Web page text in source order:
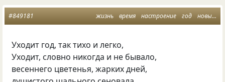
жизнь время настроение год новый год
#849181
Уходит год, так тихо и легко,
Уходит, словно никогда и не бывало,
весеннего цветенья, жарких дней,